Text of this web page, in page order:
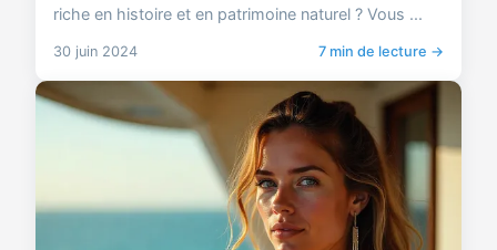
riche en histoire et en patrimoine naturel ? Vous ...
30 juin 2024 7 min de lecture →